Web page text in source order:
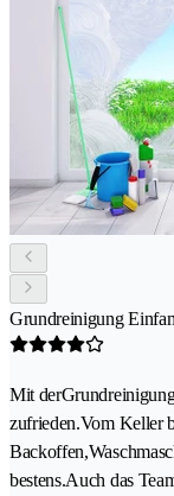
Grundreinigung
Mit
zufrieden.Vom Keller
bestens.Auch das